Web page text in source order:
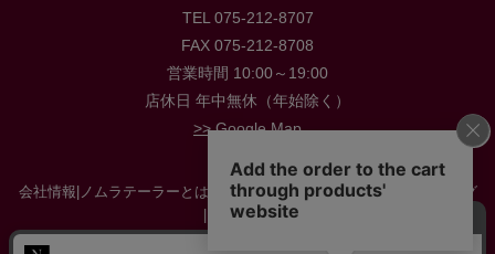
TEL 075-212-8707
FAX 075-212-8708
営業時間 10:00～19:00
店休日 年中無休（年始除く）
>> Google Map
会社情報 ノムラテーラーとは 店舗情報|採用情報|お役立ち情報・ブログ
お問い合わせ